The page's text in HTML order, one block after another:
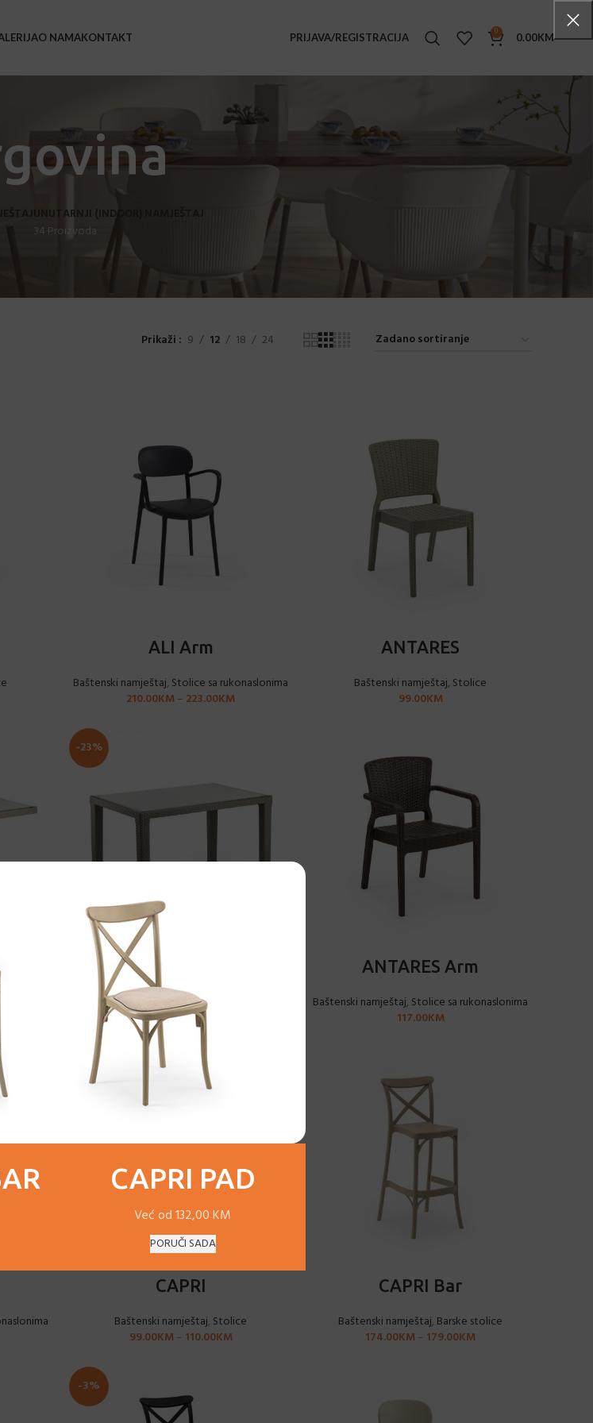
CAPRI PAD
Već od 132,00 KM
PORUČI SADA
BAŠTENSKI NAMJEŠTAJ
Lounge set
Stolice sa rukonaslonima
Svečane stolice
O NAMAKONTAKT PRIJAVA/REGISTRACIJA 0 0.00KM
UNUTARNJI (INDOOR) NAMJEŠTAJ
34 Proizvoda
Prikaži 9 12 18 24
ALI Arm
Baštenski namještaj, Stolice sa rukonaslonima
210.00KM– 223.00KM
ANTARES
Baštenski namještaj, Stolice
99.00KM
baza
-23%
ODABERI OPCIJE
ANTARES – Plastična baza
Baštenski namještaj,
299.00KM–442.00
ANTARES Arm
Baštenski namještaj, Stolice sa rukonaslonima
117.00KM
-18%
ODABERI OPCIJE
CAPRI
Baštenski namještaj, Stolice
99.00KM– 110.00KM
CAPRI Bar
Baštenski namještaj, Barske stolice
174.00KM– 179.00KM
-3%